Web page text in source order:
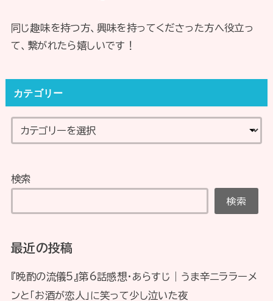
同じ趣味を持つ方、興味を持ってくださった方へ役立っ
て、繋がれたら嬉しいです！
カテゴリー
検索
検索
最近の投稿
『晩酌の流儀5』第6話感想・あらすじ｜うま辛ニララーメ
ンと「お酒が恋人」に笑って少し泣いた夜